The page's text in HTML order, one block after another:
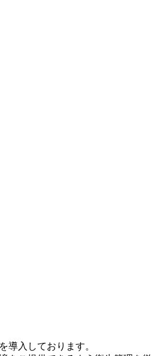
導入しております。